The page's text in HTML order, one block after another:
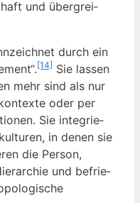
und über­grei­
durch ein
[14] Sie las­sen
mehr sind als nur
oder per
Sie inte­grie­
in denen sie
die Per­son,
und befrie­